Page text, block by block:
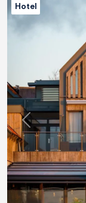
Zurück
Hotel